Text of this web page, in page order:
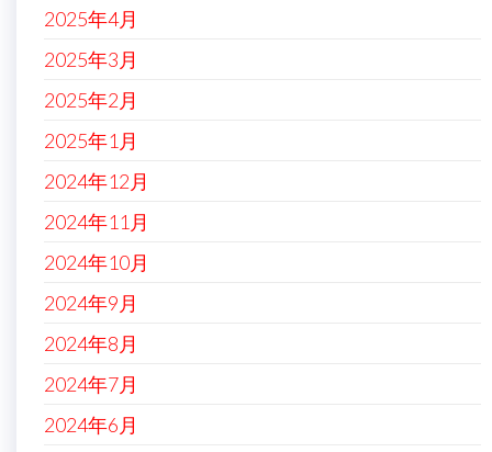
2025年4月
2025年3月
2025年2月
2025年1月
2024年12月
2024年11月
2024年10月
2024年9月
2024年8月
2024年7月
2024年6月